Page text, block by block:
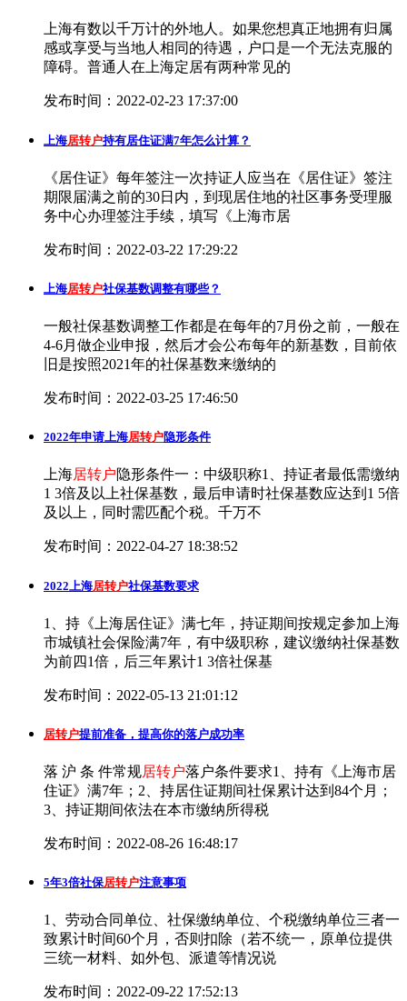
上海有数以千万计的外地人。如果您想真正地拥有归属
感或享受与当地人相同的待遇，户口是一个无法克服的
障碍。普通人在上海定居有两种常见的
发布时间：2022-02-23 17:37:00
上海居转户持有居住证满7年怎么计算？
《居住证》每年签注一次持证人应当在《居住证》签注
期限届满之前的30日内，到现居住地的社区事务受理服
务中心办理签注手续，填写《上海市居
发布时间：2022-03-22 17:29:22
上海居转户社保基数调整有哪些？
一般社保基数调整工作都是在每年的7月份之前，一般在
4-6月做企业申报，然后才会公布每年的新基数，目前依
旧是按照2021年的社保基数来缴纳的
发布时间：2022-03-25 17:46:50
2022年申请上海居转户隐形条件
上海居转户隐形条件一：中级职称1、持证者最低需缴纳
1 3倍及以上社保基数，最后申请时社保基数应达到1 5倍
及以上，同时需匹配个税。千万不
发布时间：2022-04-27 18:38:52
2022上海居转户社保基数要求
1、持《上海居住证》满七年，持证期间按规定参加上海
市城镇社会保险满7年，有中级职称，建议缴纳社保基数
为前四1倍，后三年累计1 3倍社保基
发布时间：2022-05-13 21:01:12
居转户提前准备，提高你的落户成功率
落 沪 条 件常规居转户落户条件要求1、持有《上海市居
住证》满7年；2、持居住证期间社保累计达到84个月；
3、持证期间依法在本市缴纳所得税
发布时间：2022-08-26 16:48:17
5年3倍社保居转户注意事项
1、劳动合同单位、社保缴纳单位、个税缴纳单位三者一
致累计时间60个月，否则扣除（若不统一，原单位提供
三统一材料、如外包、派遣等情况说
发布时间：2022-09-22 17:52:13